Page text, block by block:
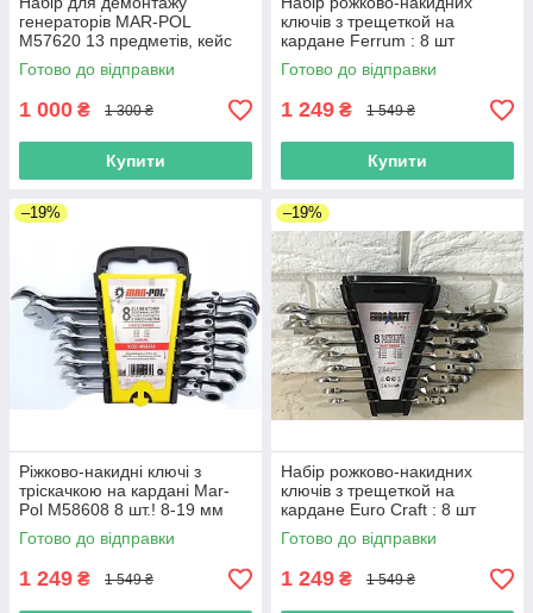
генераторів MAR-POL
M57620 13 предметів, кейс
Готово до відправки
1 000 ₴ 1 300 ₴
Купити
ключів з трещеткой на
кардане Ferrum : 8 шт
Готово до відправки
1 249 ₴ 1 549 ₴
Купити
–19%
Ріжково-накидні ключі з
тріскачкою на кардані Mar-
Pol M58608 8 шт.! 8-19 мм
Готово до відправки
1 249 ₴ 1 549 ₴
–19%
Набір рожково-накидних
ключів з трещеткой на
кардане Euro Сraft : 8 шт
Готово до відправки
1 249 ₴ 1 549 ₴